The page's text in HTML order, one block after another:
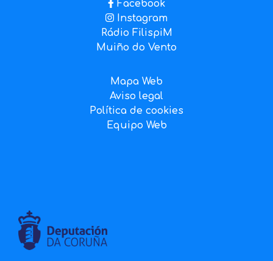
Facebook
Instagram
Rádio FilispiM
Muiño do Vento
Mapa Web
Aviso legal
Política de cookies
Equipo Web